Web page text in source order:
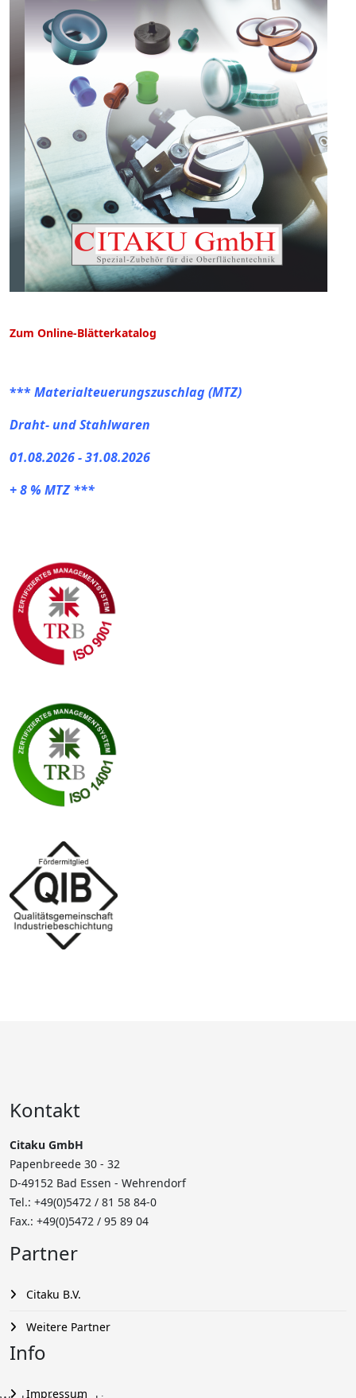
Zum Online-Blätterkatalog
***Materialteuerungszuschlag (MTZ)
Draht- und Stahlwaren
01.08.2026 - 31.08.2026
+ 8 % MTZ ***
Kontakt
Citaku GmbH
Papenbreede 30 - 32
D-49152 Bad Essen - Wehrendorf
Tel.: +49(0)5472 / 81 58 84-0
Fax.: +49(0)5472 / 95 89 04
Partner
Citaku B.V.
Weitere Partner
Info
Impressum